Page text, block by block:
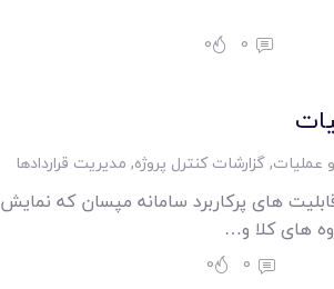
0
0
عملیات,گزارشات کنترل پروژه, مدیریت قراردادها
های پرکاربرد سامانه مپسان که نمایش
های کلا و…
0
0